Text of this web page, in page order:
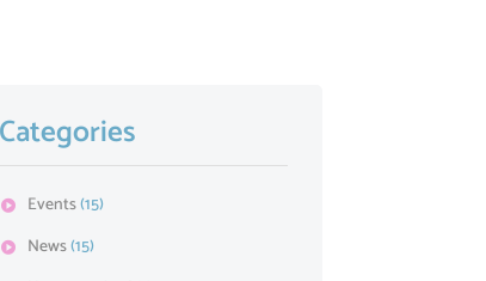
Categories
Events(15)
News(15)